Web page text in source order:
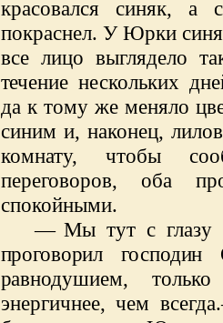
красовался синяк, а
покраснел. У Юрки
все лицо выглядело
течение нескольких
да к тому же меняло
синим и, наконец,
комнату, чтобы
переговоров, оба
спокойными.
— Мы тут с глазу
проговорил
равнодушием, только
энергичнее, чем